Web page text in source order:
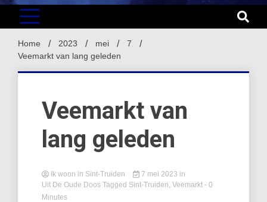
Home 2023 mei
7
Veemarkt van lang geleden
Veemarkt van
lang geleden
Ik woon in Sint-Truiden 7 mei 2023 in
Uit De Oude Doos Tagged Sint-Truiden, Veemarkt - 0
Minutes